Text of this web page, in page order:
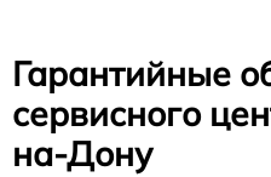
Гарантийные
сервисного
на-Дону